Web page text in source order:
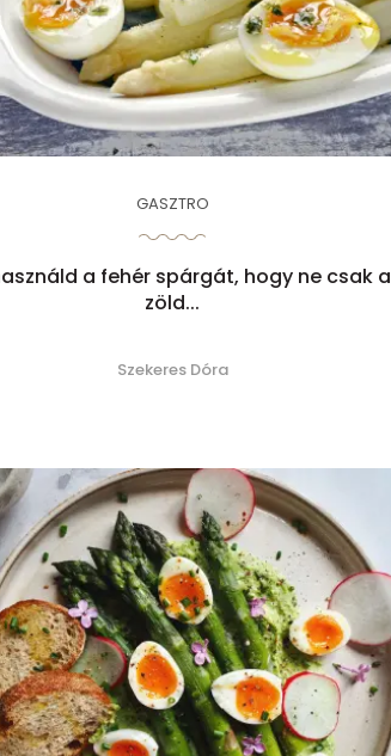
GASZTRO
a fehér spárgát, hogy ne csak a
zöld...
Szekeres Dóra